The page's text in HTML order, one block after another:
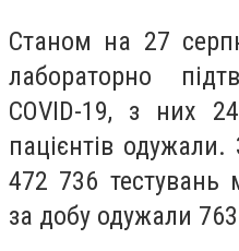
Станом на 27
лабораторно
COVID-19, з них
пацієнтів
472 736
за добу одужали